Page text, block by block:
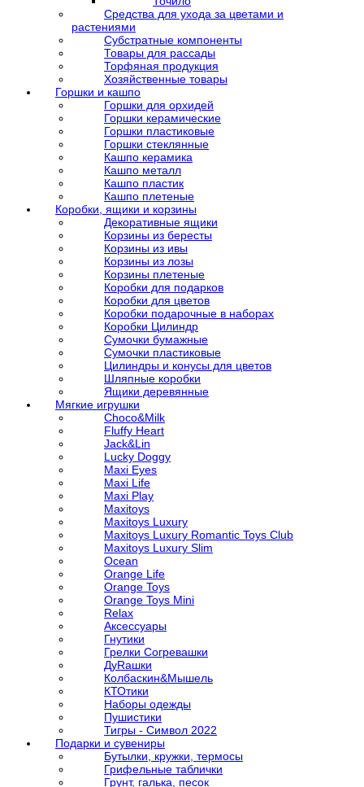
Средства для ухода за цветами и
растениями
Субстратные компоненты
Товары для рассады
Торфяная продукция
Хозяйственные товары
Горшки и кашпо
Горшки для орхидей
Горшки керамические
Горшки пластиковые
Горшки стеклянные
Кашпо керамика
Кашпо металл
Кашпо пластик
Кашпо плетеные
Коробки, ящики и корзины
Декоративные ящики
Корзины из бересты
Корзины из ивы
Корзины из лозы
Корзины плетеные
Коробки для подарков
Коробки для цветов
Коробки подарочные в наборах
Коробки Цилиндр
Сумочки бумажные
Сумочки пластиковые
Цилиндры и конусы для цветов
Шляпные коробки
Ящики деревянные
Мягкие игрушки
Choco&Milk
Fluffy Heart
Jack&Lin
Lucky Doggy
Maxi Eyes
Maxi Life
Maxi Play
Maxitoys
Maxitoys Luxury
Maxitoys Luxury Romantic Toys Club
Maxitoys Luxury Slim
Ocean
Orange Life
Orange Toys
Orange Toys Mini
Relax
Аксессуары
Гнутики
Грелки Согревашки
ДуRашки
Колбаскин&Мышель
КТОтики
Наборы одежды
Пушистики
Тигры - Символ 2022
Подарки и сувениры
Бутылки, кружки, термосы
Грифельные таблички
Грунт, галька, песок